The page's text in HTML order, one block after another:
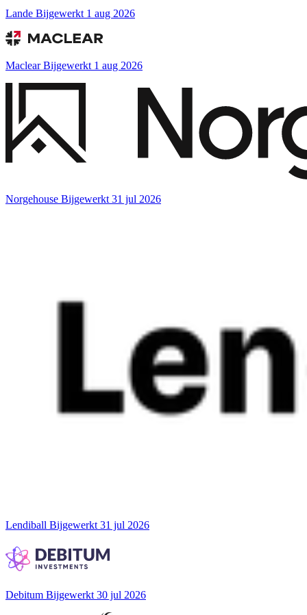
Lande Bijgewerkt 1 aug 2026
MaclearBijgewerkt 1 aug 2026
Norgehouse Bijgewerkt 31 jul 2026
Lendiball Bijgewerkt 31 jul 2026
Debitum Bijgewerkt 30 jul 2026